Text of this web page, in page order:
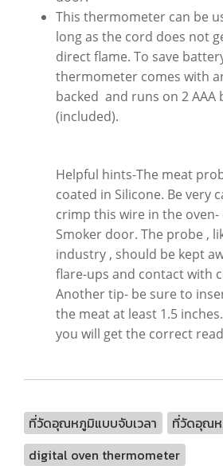
This thermometer can be
long as the cord does not
direct flame. To save
thermometer comes with
backed and runs on 2 AAA
(included).
Helpful hints-The meat
coated in Silicone. Be very
crimp this wire in the
Smoker door. The probe ,
industry , should be kept
flare-ups and contact with
Another tip- be sure to
the meat at least 1.5
you will get the correct
ที่วัดอุณหภูมิแบบจับเวลา
ที่วัดอุณ
digital oven thermometer